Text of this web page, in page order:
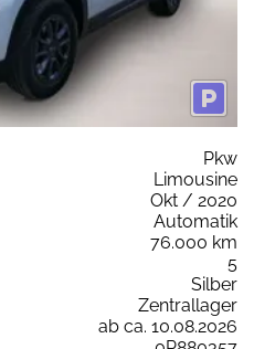
Pkw
Limousine
Okt / 2020
Automatik
76.000 km
5
Silber
Zentrallager
ab ca. 10.08.2026